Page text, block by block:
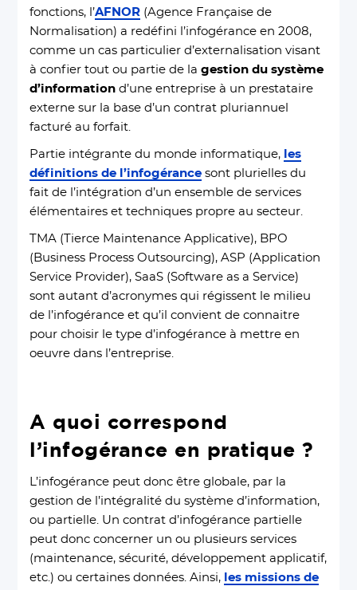
fonctions, l’AFNOR (Agence Française de
Normalisation) a redéfini l’infogérance en 2008,
comme un cas particulier d’externalisation visant
à confier tout ou partie de lagestion du système
d’information d’une entreprise à un prestataire
externe sur la base d’un contrat pluriannuel
facturé au forfait.
Partie intégrante du monde informatique, les
définitions de l’infogérance sont plurielles du
fait de l’intégration d’un ensemble de services
élémentaires et techniques propre au secteur.
TMA (Tierce Maintenance Applicative), BPO
(Business Process Outsourcing), ASP (Application
Service Provider), SaaS (Software as a Service)
sont autant d’acronymes qui régissent le milieu
de l’infogérance et qu’il convient de connaitre
pour choisir le type d’infogérance à mettre en
oeuvre dans l’entreprise.
A quoi correspond
l’infogérance en pratique ?
L’infogérance peut donc être globale, par la
gestion de l’intégralité du système d’information,
ou partielle. Un contrat d’infogérance partielle
peut donc concerner un ou plusieurs services
(maintenance, sécurité, développement applicatif,
etc.) ou certaines données. Ainsi, les missions de